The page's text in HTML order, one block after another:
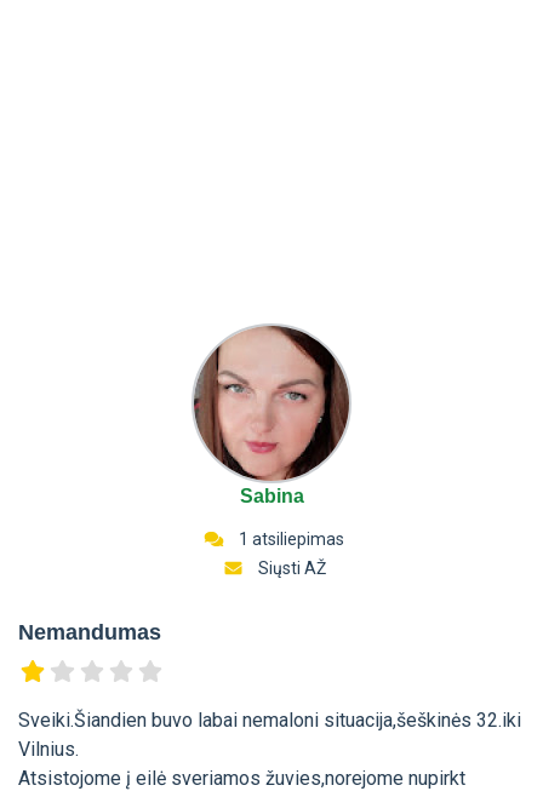
Sabina
1 atsiliepimas
Siųsti AŽ
Nemandumas
Sveiki.Šiandien buvo labai nemaloni situacija,šeškinės 32.iki
Vilnius.
Atsistojome į eilė sveriamos žuvies,norejome nupirkt